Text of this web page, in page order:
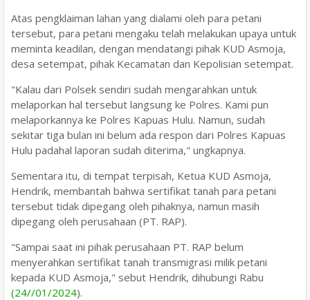
Atas pengklaiman lahan yang dialami oleh para petani
tersebut, para petani mengaku telah melakukan upaya untuk
meminta keadilan, dengan mendatangi pihak KUD Asmoja,
desa setempat, pihak Kecamatan dan Kepolisian setempat.
"Kalau dari Polsek sendiri sudah mengarahkan untuk
melaporkan hal tersebut langsung ke Polres. Kami pun
melaporkannya ke Polres Kapuas Hulu. Namun, sudah
sekitar tiga bulan ini belum ada respon dari Polres Kapuas
Hulu padahal laporan sudah diterima," ungkapnya.
Sementara itu, di tempat terpisah, Ketua KUD Asmoja,
Hendrik, membantah bahwa sertifikat tanah para petani
tersebut tidak dipegang oleh pihaknya, namun masih
dipegang oleh perusahaan (PT. RAP).
"Sampai saat ini pihak perusahaan PT. RAP belum
menyerahkan sertifikat tanah transmigrasi milik petani
kepada KUD Asmoja," sebut Hendrik, dihubungi Rabu
(24//01/2024).